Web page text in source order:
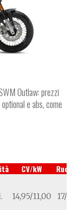
Outlaw: prezzi
e abs, come
CV/kW
14,95/11,00 17/